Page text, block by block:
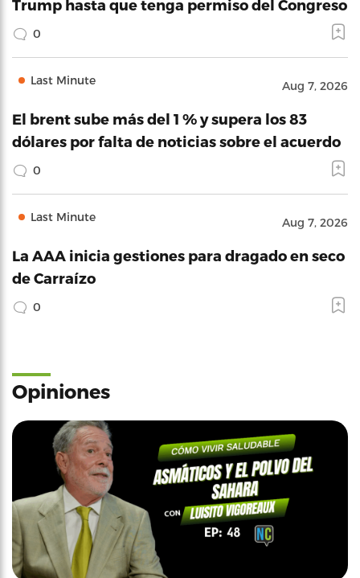
Trump hasta que tenga permiso del Congreso
0
Last Minute Aug 7, 2026
El brent sube más del 1 % y supera los 83
dólares por falta de noticias sobre el acuerdo
0
Last Minute Aug 7, 2026
La AAA inicia gestiones para dragado en seco
de Carraízo
0
Opiniones